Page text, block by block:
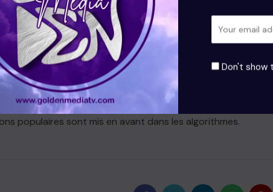
Don't show
inclure des conseils ou astuces de productivité, de
(#TrendingAudio)
audio populaires est devenu une marque de fabrique
des sons humoristiques, inspirants, ou nostalgiques
à leurs vidéos. En suivant les tendances audio, vous
populaires sont mis en avant dans les algorithmes.